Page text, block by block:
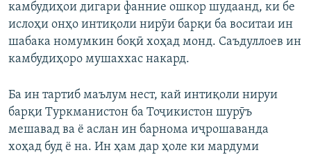
камбудиҳои дигари фанние ошкор шудаанд, ки бе
ислоҳи онҳо интиқоли нирӯи барқи ба воситаи ин
шабака номумкин боқӣ хоҳад монд. Саъдуллоев ин
камбудиҳоро мушаххас накард.
Ба ин тартиб маълум нест, кай интиқоли нируи
барқи Туркманистон ба Тоҷикистон шурӯъ
мешавад ва ё аслан ин барнома иҷрошаванда
хоҳад буд ё на. Ин ҳам дар ҳоле ки мардуми